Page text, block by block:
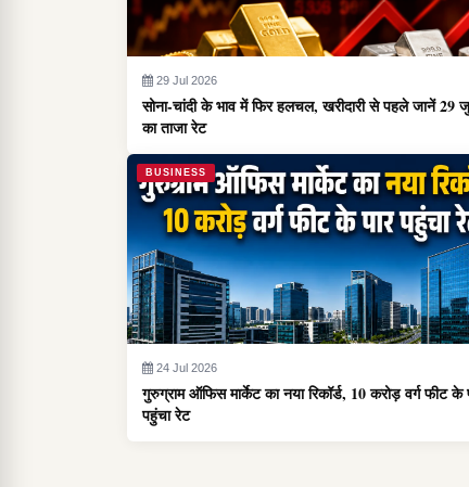
29 Jul 2026
सोना-चांदी के भाव में फिर हलचल, खरीदारी से पहले जानें 29
का ताजा रेट
BUSINESS
24 Jul 2026
गुरुग्राम ऑफिस मार्केट का नया रिकॉर्ड, 10 करोड़ वर्ग फीट के
पहुंचा रेट